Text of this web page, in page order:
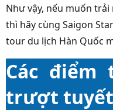
Như vậy, nếu muốn
thì hãy cùng Saigon
tour du lịch Hàn Quốc
Các điểm
trượt